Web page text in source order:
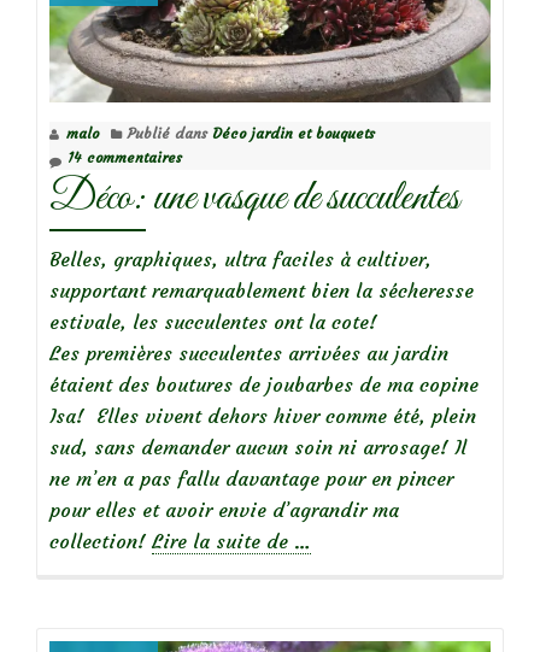
moment
de
les
planter!
malo Publié dans Déco jardin et bouquets
14 commentaires
Déco: une vasque de succulentes
Belles, graphiques, ultra faciles à cultiver,
supportant remarquablement bien la sécheresse
estivale, les succulentes ont la cote!
Les premières succulentes arrivées au jardin
étaient des boutures de joubarbes de ma copine
Isa! Elles vivent dehors hiver comme été, plein
sud, sans demander aucun soin ni arrosage! Il
ne m’en a pas fallu davantage pour en pincer
pour elles et avoir envie d’agrandir ma
collection! Lire la suite de à
…